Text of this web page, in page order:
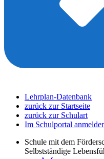
Lehrplan-Datenbank
zurück zur Startseite
zurück zur Schulart
Im Schulportal
Schule mit dem
Selbstständige